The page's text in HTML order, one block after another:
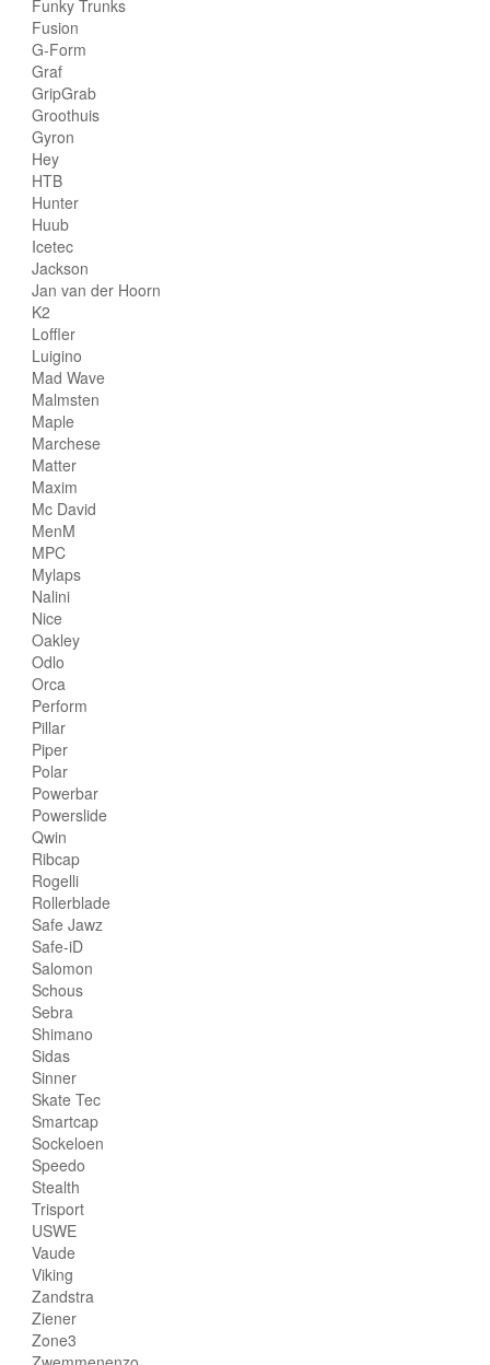
Funky Trunks
Fusion
G-Form
Graf
GripGrab
Groothuis
Gyron
Hey
HTB
Hunter
Huub
Icetec
Jackson
Jan van der Hoorn
K2
Loffler
Luigino
Mad Wave
Malmsten
Maple
Marchese
Matter
Maxim
Mc David
MenM
MPC
Mylaps
Nalini
Nice
Oakley
Odlo
Orca
Perform
Pillar
Piper
Polar
Powerbar
Powerslide
Qwin
Ribcap
Rogelli
Rollerblade
Safe Jawz
Safe-iD
Salomon
Schous
Sebra
Shimano
Sidas
Sinner
Skate Tec
Smartcap
Sockeloen
Speedo
Stealth
Trisport
USWE
Vaude
Viking
Zandstra
Ziener
Zone3